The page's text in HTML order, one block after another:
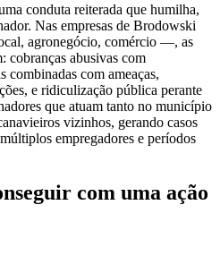
conduta reiterada que humilha,
Nas empresas de Brodowski
agronegócio, comércio —, as
cobranças abusivas com
combinadas com ameaças,
e ridiculização pública perante
que atuam tanto no município
vizinhos, gerando casos
empregadores e períodos
com uma ação